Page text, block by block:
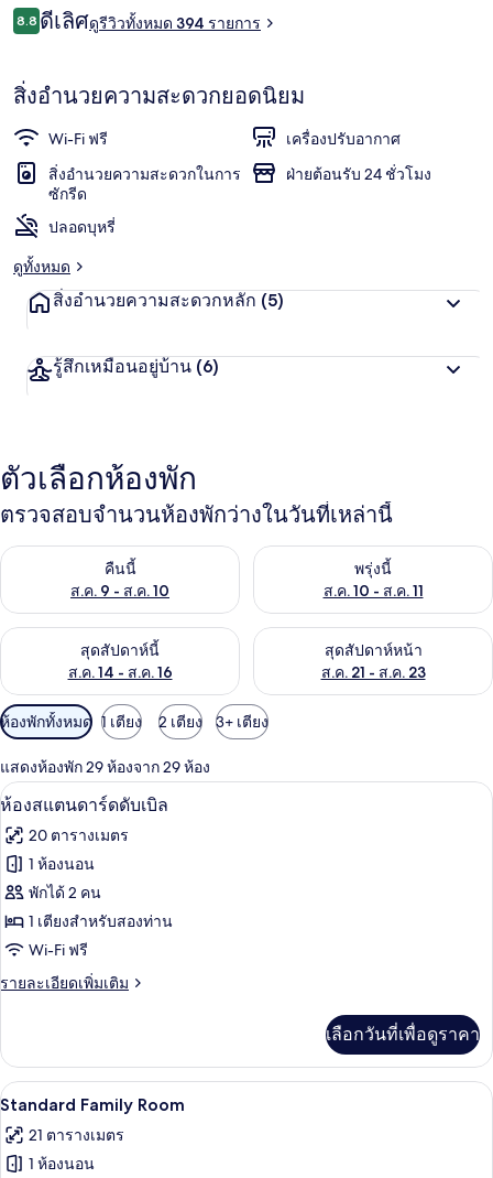
รีวิว
8.88.8 จาก 10
ดีเลิศดูรีวิวทั้งหมด 394 รายการ
สิ่งอำนวยความสะดวกยอดนิยม
Wi-Fi ฟรี
เครื่องปรับอากาศ
สิ่งอำนวยความสะดวกในการ
ซักรีด
ฝ่ายต้อนรับ 24 ชั่วโมง
ปลอดบุหรี่
ดูทั้งหมด
สิ่งอำนวยความสะดวกหลัก (5)
รู้สึกเหมือนอยู่บ้าน (6)
ตัวเลือกห้องพัก
ตรวจสอบจำนวนห้องพักว่างในวันที่เหล่านี้
คืนนี้
ส.ค. 9 - ส.ค. 10
ตรวจสอบจำนวนห้องพักว่างในคืนนี้ ส.ค. 9 - ส.ค. 10
พรุ่งนี้
ส.ค. 10 - ส.ค. 11
ตรวจสอบจำนวนห้องพักว่างใน
สุดสัปดาห์นี้
ส.ค. 14 - ส.ค. 16
ตรวจสอบจำนวนห้องพักว่างในสุดสัปดาห์นี้ ส.ค. 14 - ส.ค. 16
สุดสัปดาห์หน้า
ส.ค. 21 - ส.ค. 23
ตรวจสอบจำนวนห้องพักว่างใน
ตัว
กรอง
ที่
มี
ให้
สำหรับ
ห้อง
พัก
ห้องพักทั้งหมด 1 เตียง 2 เตียง 3+ เตียง
แสดงห้องพัก 29 ห้องจาก 29 ห้อง
เปิด
ภาพถ่าย
ทั้งหมด
ของ
ห้อง
สแตนดาร์ด
ดับเบิล
17
ห้องสแตนดาร์ดดับเบิล
20 ตารางเมตร
1 ห้องนอน
พักได้ 2 คน
1 เตียงสำหรับสองท่าน
Wi-Fi ฟรี
รายละเอียดเพิ่มเติม
ราย
เกี่ยว
กับ
ห้อง
ดับเบิล
เลือกวันที่เพื่อดูราคา
เปิด
ภาพถ่าย
ทั้งหมด
23
Standard Family Room
21 ตารางเมตร
1 ห้องนอน